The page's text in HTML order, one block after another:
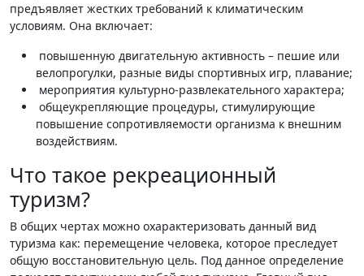
предъявляет жестких требований к климатическим
условиям. Она включает:
повышенную двигательную активность – пешие или
велопрогулки, разные виды спортивных игр, плавание;
мероприятия культурно-развлекательного характера;
общеукрепляющие процедуры, стимулирующие
повышение сопротивляемости организма к внешним
воздействиям.
Что такое рекреационный
туризм?
В общих чертах можно охарактеризовать данный вид
туризма как: перемещение человека, которое преследует
общую восстановительную цель. Под данное определение